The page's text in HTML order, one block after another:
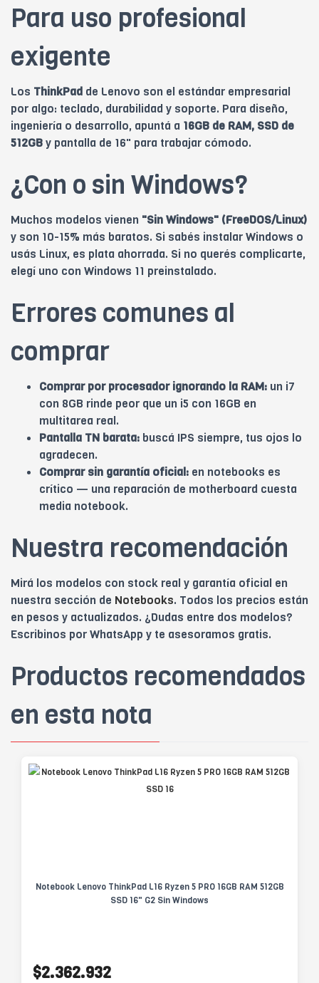
Para uso profesional
exigente
Los ThinkPad de Lenovo son el estándar empresarial
por algo: teclado, durabilidad y soporte. Para diseño,
ingeniería o desarrollo, apuntá a 16GB de RAM, SSD de
512GBy pantalla de 16" para trabajar cómodo.
¿Con o sin Windows?
Muchos modelos vienen "Sin Windows" (FreeDOS/Linux)
y son 10-15% más baratos. Si sabés instalar Windows o
usás Linux, es plata ahorrada. Si no querés complicarte,
elegí uno con Windows 11 preinstalado.
Errores comunes al
comprar
Comprar por procesador ignorando la RAM: un i7
con 8GB rinde peor que un i5 con 16GB en
multitarea real.
Pantalla TN barata: buscá IPS siempre, tus ojos lo
agradecen.
Comprar sin garantía oficial: en notebooks es
crítico — una reparación de motherboard cuesta
media notebook.
Nuestra recomendación
Mirá los modelos con stock real y garantía oficial en
nuestra sección de Notebooks. Todos los precios están
en pesos y actualizados. ¿Dudas entre dos modelos?
Escribinos por WhatsApp y te asesoramos gratis.
Productos recomendados
en esta nota
Notebook Lenovo ThinkPad L16 Ryzen 5 PRO 16GB RAM 512GB
SSD 16" G2 Sin Windows
$2.362.932